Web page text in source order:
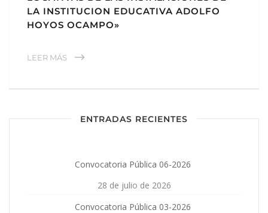
LA INSTITUCION EDUCATIVA ADOLFO
HOYOS OCAMPO»
LEER MÁS
ENTRADAS RECIENTES
Convocatoria Pública 06-2026
28 de julio de 2026
Convocatoria Pública 03-2026